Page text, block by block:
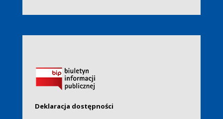
Deklaracja dostępności